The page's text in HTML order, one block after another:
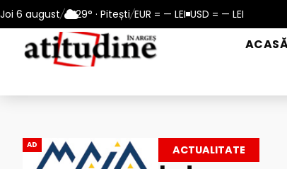
Joi 6 august/ 29° · Pitești/EUR = — LEI USD = — LEI
de caniculă, în municipiul Pitești!
AD ACTUALITATE